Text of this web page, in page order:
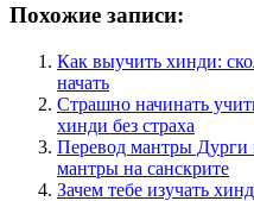
Похожие записи:
Как выучить хинди:
начать
Страшно начинать
хинди без страха
Перевод мантры
мантры на санскрите
Зачем тебе изучать